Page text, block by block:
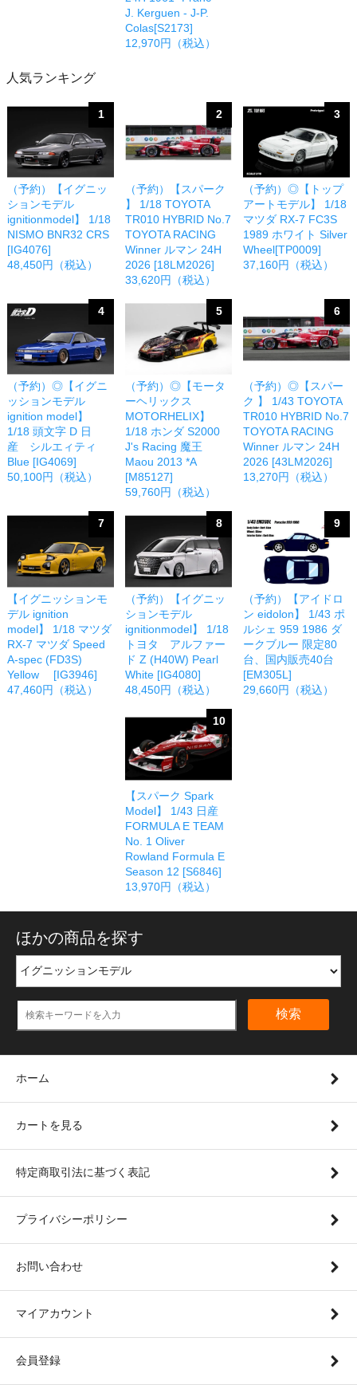
J. Kerguen - J-P.
Colas[S2173]
12,970円（税込）
人気ランキング
1
（予約）【イグニッ
ションモデル
ignitionmodel】 1/18
NISMO BNR32 CRS
[IG4076]
48,450円（税込）
2
（予約）【スパーク
】 1/18 TOYOTA
TR010 HYBRID No.7
TOYOTA RACING
Winner ルマン 24H
2026 [18LM2026]
33,620円（税込）
3
（予約）◎【トップ
アートモデル】 1/18
マツダ RX-7 FC3S
1989 ホワイト Silver
Wheel[TP0009]
37,160円（税込）
4
（予約）◎【イグニ
ッションモデル
ignition model】
1/18 頭文字 D 日
産 シルエィティ
Blue [IG4069]
50,100円（税込）
5
（予約）◎【モータ
ーヘリックス
MOTORHELIX】
1/18 ホンダ S2000
J's Racing 魔王
Maou 2013 *A
[M85127]
59,760円（税込）
6
（予約）◎【スパー
ク 】 1/43 TOYOTA
TR010 HYBRID No.7
TOYOTA RACING
Winner ルマン 24H
2026 [43LM2026]
13,270円（税込）
7
【イグニッションモ
デル ignition
model】 1/18 マツダ
RX-7 マツダ Speed
A-spec (FD3S)
Yellow [IG3946]
47,460円（税込）
8
（予約）【イグニッ
ションモデル
ignitionmodel】 1/18
トヨタ アルファー
ド Z (H40W) Pearl
White [IG4080]
48,450円（税込）
9
（予約）【アイドロ
ン eidolon】 1/43 ポ
ルシェ 959 1986 ダ
ークブルー 限定80
台、国内販売40台
[EM305L]
29,660円（税込）
10
【スパーク Spark
Model】 1/43 日産
FORMULA E TEAM
No. 1 Oliver
Rowland Formula E
Season 12 [S6846]
13,970円（税込）
ほかの商品を探す
検索
ホーム
カートを見る
特定商取引法に基づく表記
プライバシーポリシー
お問い合わせ
マイアカウント
会員登録